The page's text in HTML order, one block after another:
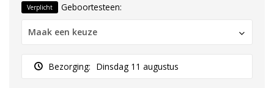
Verplicht Geboortesteen:
Maak een keuze
Bezorging: Dinsdag 11 augustus